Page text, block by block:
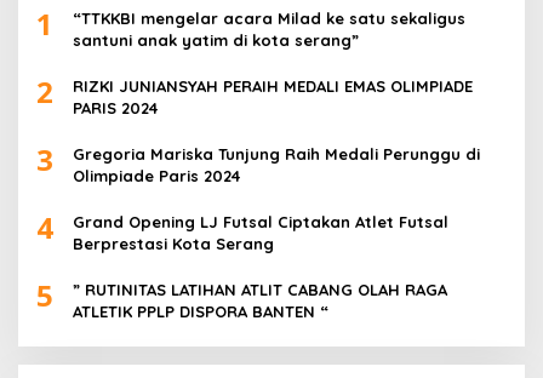
1
“TTKKBI mengelar acara Milad ke satu sekaligus
santuni anak yatim di kota serang”
2
RIZKI JUNIANSYAH PERAIH MEDALI EMAS OLIMPIADE
PARIS 2024
3
Gregoria Mariska Tunjung Raih Medali Perunggu di
Olimpiade Paris 2024
4
Grand Opening LJ Futsal Ciptakan Atlet Futsal
Berprestasi Kota Serang
5
” RUTINITAS LATIHAN ATLIT CABANG OLAH RAGA
ATLETIK PPLP DISPORA BANTEN “